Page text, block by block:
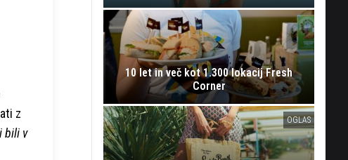
z
bili v
10 let in več kot 1.300 lokacij Fresh
Corner
OGLAS